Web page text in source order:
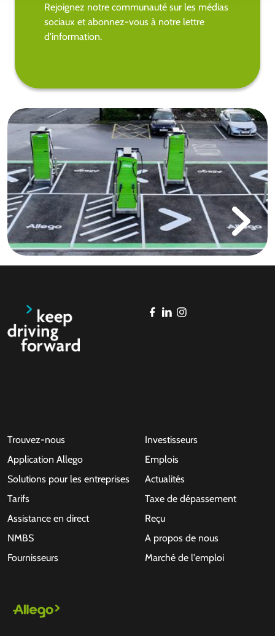
Rejoignez notre communauté sur les médias
sociaux et abonnez-vous à notre lettre
d'information.
Trouvez-nous
Application Allego
Solutions pour les entreprises
Tarifs
Assistance en direct
NMBS
Fournisseurs
Investisseurs
Emplois
Actualités
Taxe de dépassement
Reçu
A propos de nous
Marché de l'emploi